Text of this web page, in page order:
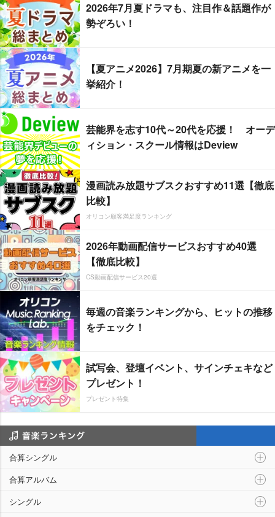
2026年7月夏ドラマも、注目作＆話題作が
勢ぞろい！
【夏アニメ2026】7月期夏の新アニメを一
挙紹介！
芸能界を志す10代～20代を応援！ オーデ
ィション・スクール情報はDeview
漫画読み放題サブスクおすすめ11選【徹底
比較】
オリコン顧客満足度ランキング
2026年動画配信サービスおすすめ40選
【徹底比較】
CS動画配信サービス20選
毎週の音楽ランキングから、ヒットの推移
をチェック！
試写会、登壇イベント、サインチェキなど
プレゼント！
プレゼント特集
合算シングル
合算アルバム
シングル